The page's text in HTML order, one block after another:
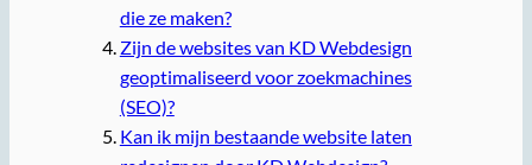
die ze maken?
Zijn de websites van KD Webdesign
geoptimaliseerd voor zoekmachines
(SEO)?
Kan ik mijn bestaande website laten